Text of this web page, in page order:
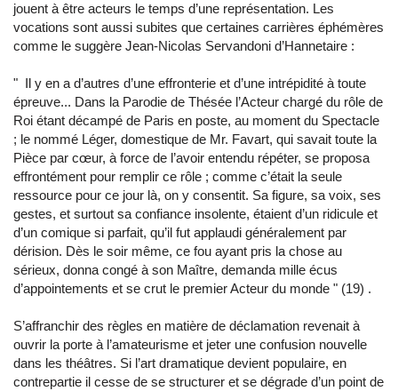
jouent à être acteurs le temps d’une représentation. Les
vocations sont aussi subites que certaines carrières éphémères
comme le suggère Jean-Nicolas Servandoni d’Hannetaire :
" Il y en a d’autres d’une effronterie et d’une intrépidité à toute
épreuve... Dans la Parodie de Thésée l’Acteur chargé du rôle de
Roi étant décampé de Paris en poste, au moment du Spectacle
; le nommé Léger, domestique de Mr. Favart, qui savait toute la
Pièce par cœur, à force de l’avoir entendu répéter, se proposa
effrontément pour remplir ce rôle ; comme c’était la seule
ressource pour ce jour là, on y consentit. Sa figure, sa voix, ses
gestes, et surtout sa confiance insolente, étaient d’un ridicule et
d’un comique si parfait, qu’il fut applaudi généralement par
dérision. Dès le soir même, ce fou ayant pris la chose au
sérieux, donna congé à son Maître, demanda mille écus
d’appointements et se crut le premier Acteur du monde " (19) .
S’affranchir des règles en matière de déclamation revenait à
ouvrir la porte à l’amateurisme et jeter une confusion nouvelle
dans les théâtres. Si l’art dramatique devient populaire, en
contrepartie il cesse de se structurer et se dégrade d’un point de